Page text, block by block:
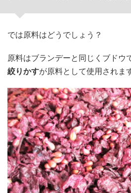
では原料はどうでしょう？
原料はブランデーと同じくブドウ
絞りかすが原料として使用されま